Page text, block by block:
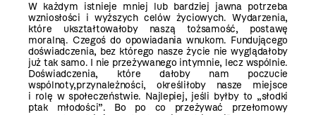
W każdym istnieje mniej lub bardziej jawna potrzeba
wzniosłości i wyższych celów życiowych. Wydarzenia,
które ukształtowałoby naszą tożsamość, postawę
moralną. Czegoś do opowiadania wnukom. Fundującego
doświadczenia, bez którego nasze życie nie wyglądałoby
już tak samo. I nie przeżywanego intymnie, lecz wspólnie.
Doświadczenia, które dałoby nam poczucie
wspólnoty,przynależności, określiłoby nasze miejsce
i rolę w społeczeństwie. Najlepiej, jeśli byłby to „słodki
ptak młodości”. Bo po co przeżywać przełomowy